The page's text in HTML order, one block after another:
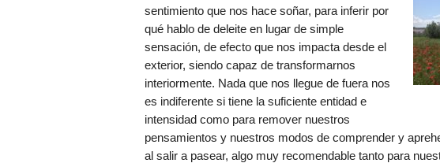
sentimiento que nos hace soñar, para inferir por
qué hablo de deleite en lugar de simple
sensación, de efecto que nos impacta desde el
exterior, siendo capaz de transformarnos
interiormente. Nada que nos llegue de fuera nos
es indiferente si tiene la suficiente entidad e
intensidad como para remover nuestros
pensamientos y nuestros modos de comprender y
al salir a pasear, algo muy recomendable tanto para